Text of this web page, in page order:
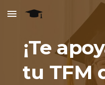
Skip to main content
¡Te
tu TFM